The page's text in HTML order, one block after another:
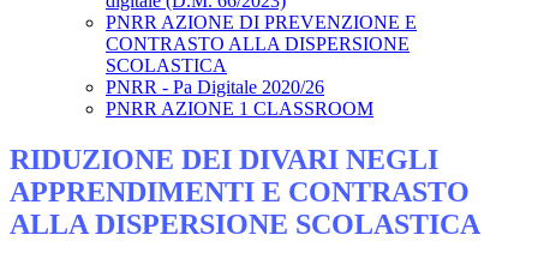
PNRR AZIONE DI PREVENZIONE E
CONTRASTO ALLA DISPERSIONE
SCOLASTICA
PNRR - Pa Digitale 2020/26
PNRR AZIONE 1 CLASSROOM
RIDUZIONE DEI DIVARI NEGLI
APPRENDIMENTI E CONTRASTO
ALLA DISPERSIONE SCOLASTICA